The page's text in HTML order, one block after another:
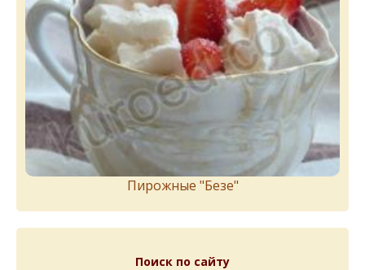
Пирожныe "Бeзe"
Поиск по сайту